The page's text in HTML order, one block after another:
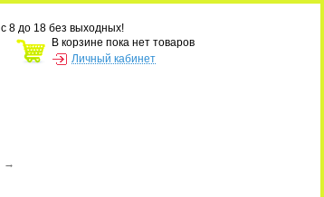
с 8 до 18 без выходных!
В корзине пока нет товаров
Личный кабинет
→